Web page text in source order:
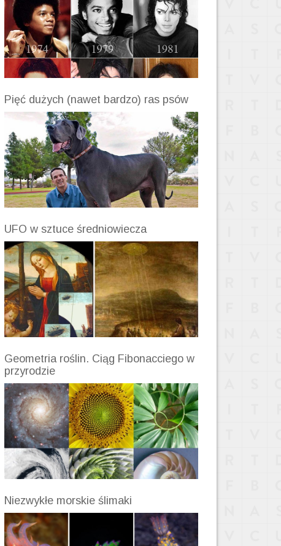
Pięć dużych (nawet bardzo) ras psów
UFO w sztuce średniowiecza
Geometria roślin. Ciąg Fibonacciego w
przyrodzie
Niezwykłe morskie ślimaki